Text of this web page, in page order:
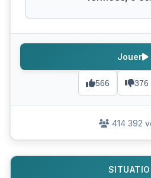
566 376
Jouer
414 392